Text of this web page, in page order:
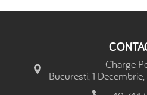
Charge
Bucuresti, 1